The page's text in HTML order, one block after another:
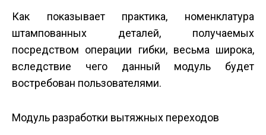
Как показывает практика, номенклатура
штампованных деталей, получаемых
посредством операции гибки, весьма широка,
вследствие чего данный модуль будет
востребован пользователями.
Модуль разработки вытяжных переходов